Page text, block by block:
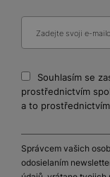
Souhlasím se
prostřednictvím
a to
Správcem vašich
odosielaním